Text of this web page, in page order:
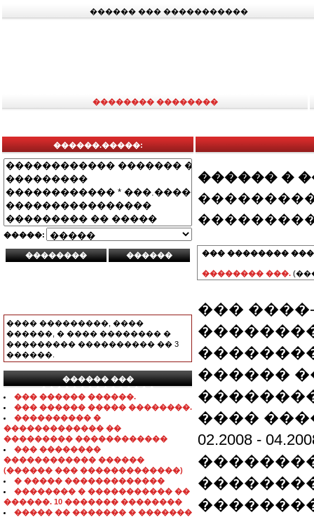
������ ��� �����������
�������� ��������
������.�����:
�����:
���� ���������, ����
������, � ���� �������� �
��������� ���������� �� 3
������.
������ ���
���������������
��� ������ ������.
��� ������ ����� ��������.
���������� �
������������� ��
��������� ������������
��� ��������
������������ ������
(������ ��� �������������)
� ����� �������������
�������� � ����������� ��
������. 10 ������� ��������
����� �� ������� � �������
������ �
��� ��������
�������� ���.
���
������
����
02.2008 -